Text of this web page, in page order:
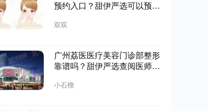
预约入口？甜伊严选可以预约
院技术稳，点击查询享专属福
双双
广州荔医医疗美容门诊部整形
靠谱吗？甜伊严选查阅医师口
小石榴